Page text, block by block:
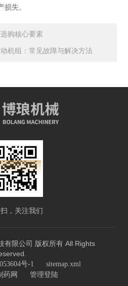
失。
购核心要素
机组：常见故障与解决方法
，关注我们
有限公司 版权所有 All Rights
号-1 sitemap.xml
药网 管理登陆